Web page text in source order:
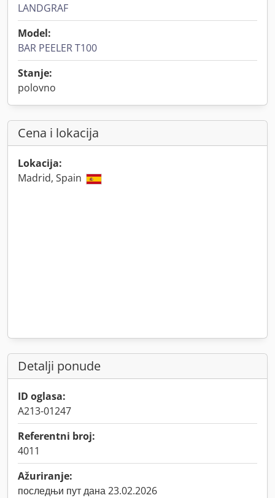
LANDGRAF
Model:
BAR PEELER T100
Stanje:
polovno
Cena i lokacija
Lokacija:
Madrid, Spain
Detalji ponude
ID oglasa:
A213-01247
Referentni broj:
4011
Ažuriranje:
последњи пут дана 23.02.2026